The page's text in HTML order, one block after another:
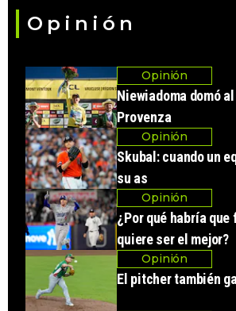
Opinión
Opinión
Niewiadoma domó
Provenza
Opinión
Skubal: cuando un
su as
Opinión
¿Por qué habría que
quiere ser el mejor?
Opinión
El pitcher también